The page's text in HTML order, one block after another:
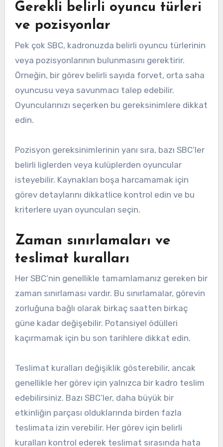
Gerekli belirli oyuncu türleri
ve pozisyonlar
Pek çok SBC, kadronuzda belirli oyuncu türlerinin
veya pozisyonlarının bulunmasını gerektirir.
Örneğin, bir görev belirli sayıda forvet, orta saha
oyuncusu veya savunmacı talep edebilir.
Oyuncularınızı seçerken bu gereksinimlere dikkat
edin.
Pozisyon gereksinimlerinin yanı sıra, bazı SBC’ler
belirli liglerden veya kulüplerden oyuncular
isteyebilir. Kaynakları boşa harcamamak için
görev detaylarını dikkatlice kontrol edin ve bu
kriterlere uyan oyuncuları seçin.
Zaman sınırlamaları ve
teslimat kuralları
Her SBC’nin genellikle tamamlamanız gereken bir
zaman sınırlaması vardır. Bu sınırlamalar, görevin
zorluğuna bağlı olarak birkaç saatten birkaç
güne kadar değişebilir. Potansiyel ödülleri
kaçırmamak için bu son tarihlere dikkat edin.
Teslimat kuralları değişiklik gösterebilir, ancak
genellikle her görev için yalnızca bir kadro teslim
edebilirsiniz. Bazı SBC’ler, daha büyük bir
etkinliğin parçası olduklarında birden fazla
teslimata izin verebilir. Her görev için belirli
kuralları kontrol ederek teslimat sırasında hata